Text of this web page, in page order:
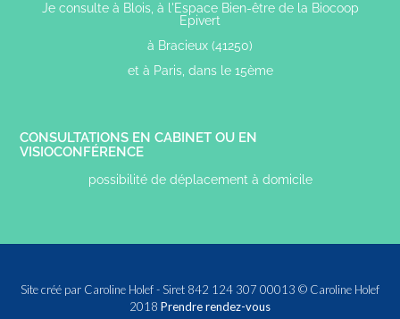
Je consulte à Blois, à l'Espace Bien-être de la Biocoop
Epivert
à Bracieux (41250)
et à Paris, dans le 15ème
CONSULTATIONS EN CABINET OU EN
VISIOCONFÉRENCE
possibilité de déplacement à domicile
Site créé par Caroline Holef - Siret 842 124 307 00013 © Caroline Holef
2018 Prendre rendez-vous